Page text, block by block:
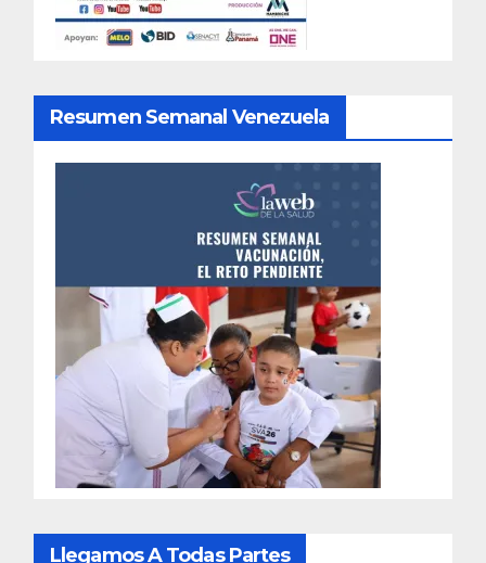
Resumen Semanal Venezuela
Llegamos A Todas Partes